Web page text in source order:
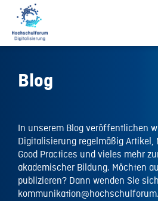
Blog
In unserem Blog veröffentlichen
Digitalisierung regelmäßig Artikel,
Good Practices und vieles mehr
akademischer Bildung. Möchten
publizieren? Dann wenden Sie